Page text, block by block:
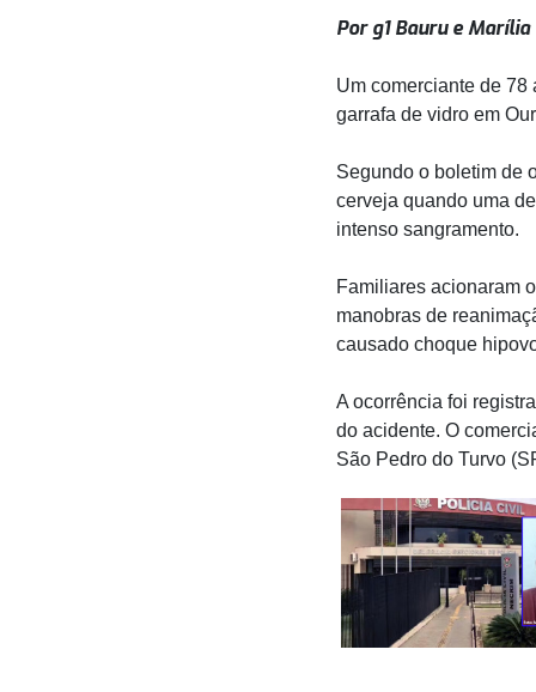
Por g1 Bauru e Marília
Um comerciante de 78
garrafa de vidro em
Segundo o boletim de
cerveja quando uma
intenso sangramento.
Familiares acionaram
manobras de
causado choque
A ocorrência foi
do acidente. O
São Pedro do Turvo